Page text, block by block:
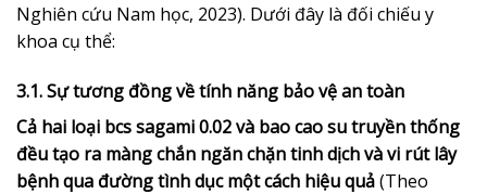
Nghiên cứu Nam học, 2023). Dưới đây là đối chiếu y
khoa cụ thể:
3.1. Sự tương đồng về tính năng bảo vệ an toàn
Cả hai loại bcs sagami 0.02 và bao cao su truyền thống
đều tạo ra màng chắn ngăn chặn tinh dịch và vi rút lây
bệnh qua đường tình dục một cách hiệu quả(Theo